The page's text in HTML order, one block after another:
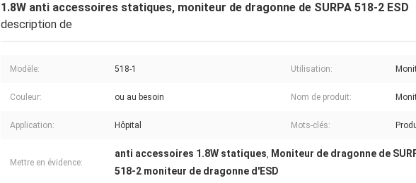
1.8W anti accessoires statiques, moniteur de dragonne de SURPA 518-2 ESD
description de
Modèle: 518-1 Utilisation:
Couleur: ou au besoin Nom de produit:
Application: Hôpital Mots-clés:
Mettre en évidence:
anti accessoires 1.8W statiques, Moniteur de dragonne de
518-2 moniteur de dragonne d'ESD